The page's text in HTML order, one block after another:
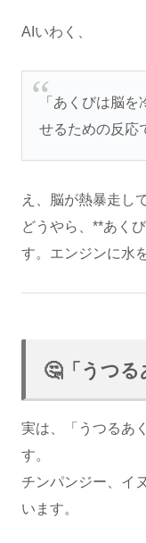
AIいわく、
「あくびは脳
せるための反応
え、脳が熱暴走し
どうやら、**あく
す。エンジンに水
🤔「うつる
実は、「うつるあ
す。
チンパンジー、イ
います。